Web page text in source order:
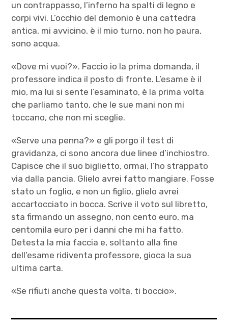
un contrappasso, l’inferno ha spalti di legno e
corpi vivi. L’occhio del demonio è una cattedra
antica, mi avvicino, è il mio turno, non ho paura,
sono acqua.
«Dove mi vuoi?». Faccio io la prima domanda, il
professore indica il posto di fronte. L’esame è il
mio, ma lui si sente l’esaminato, è la prima volta
che parliamo tanto, che le sue mani non mi
toccano, che non mi sceglie.
«Serve una penna?» e gli porgo il test di
gravidanza, ci sono ancora due linee d’inchiostro.
Capisce che il suo biglietto, ormai, l’ho strappato
via dalla pancia. Glielo avrei fatto mangiare. Fosse
stato un foglio, e non un figlio, glielo avrei
accartocciato in bocca. Scrive il voto sul libretto,
sta firmando un assegno, non cento euro, ma
centomila euro per i danni che mi ha fatto.
Detesta la mia faccia e, soltanto alla fine
dell’esame ridiventa professore, gioca la sua
ultima carta.
«Se rifiuti anche questa volta, ti boccio».